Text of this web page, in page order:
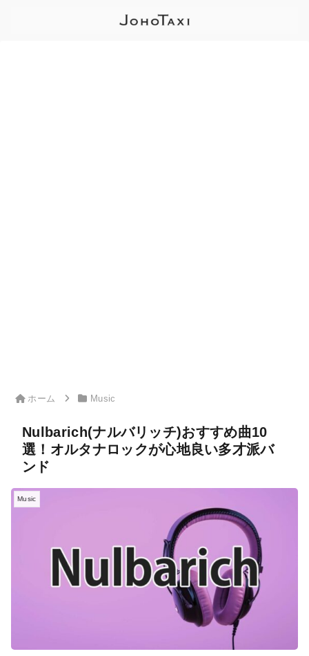
ホーム Music
Nulbarich(ナルバリッチ)おすすめ曲10
選！オルタナロックが心地良い多才派バ
ンド
Music